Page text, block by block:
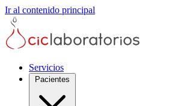
Ir al contenido principal
Servicios